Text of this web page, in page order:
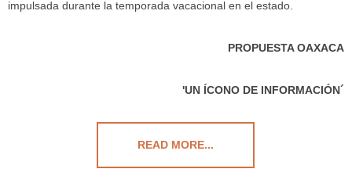
impulsada durante la temporada vacacional en el estado.
PROPUESTA OAXACA
'UN ÍCONO DE INFORMACIÓN´
READ MORE...